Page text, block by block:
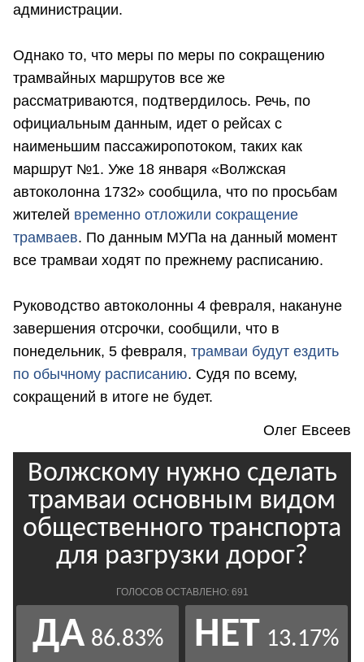
администрации.
Однако то, что меры по меры по сокращению
трамвайных маршрутов все же
рассматриваются, подтвердилось. Речь, по
официальным данным, идет о рейсах с
наименьшим пассажиропотоком, таких как
маршрут №1. Уже 18 января «Волжская
автоколонна 1732» сообщила, что по просьбам
жителей временно отложили сокращение
трамваев. По данным МУПа на данный момент
все трамваи ходят по прежнему расписанию.
Руководство автоколонны 4 февраля, накануне
завершения отсрочки, сообщили, что в
понедельник, 5 февраля, трамваи будут ездить
по обычному расписанию. Судя по всему,
сокращений в итоге не будет.
Олег Евсеев